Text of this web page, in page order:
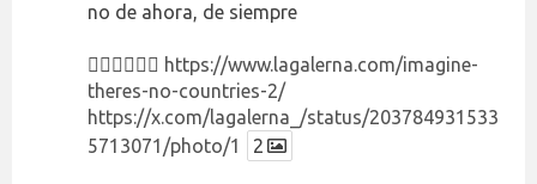
no de ahora, de siempre
👉🏻👉🏻👉🏻 https://www.lagalerna.com/imagine-
theres-no-countries-2/
https://x.com/lagalerna_/status/203784931533
5713071/photo/1
2